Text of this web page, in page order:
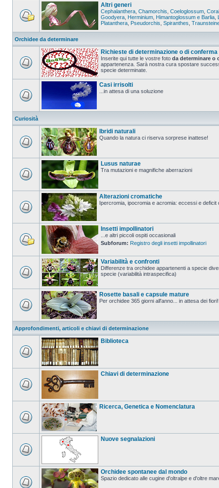
Altri generi
Cephalanthera Chamorchis Coeloglossum
Goodyera Herminium Himantoglossum e Barlia
Platanthera Pseudorchis Spiranthes
Orchidee da determinare
Richieste di determinazione o di conferma
Inserite qui tutte le vostre foto da determinare o
appartenenza. Sarà nostra cura spostare
specie determinate.
Casi irrisolti
...in attesa di una soluzione
Curiosità
Ibridi naturali
Quando la natura ci riserva sorprese inattese!
Lusus naturae
Tra mutazioni e magnifiche aberrazioni
Alterazioni cromatiche
Ipercromia, ipocromia e acromia: eccessi e deficit
Insetti impollinatori
...e altri piccoli ospiti occasionali
Subforum: Registro degli insetti impollinatori
Variabilità e confronti
Differenze tra orchidee appartenenti a specie
specie (variabilità intraspecifica)
Rosette basali e capsule mature
Per orchidee 365 giorni all'anno... in attesa dei fiori!
Approfondimenti, articoli e chiavi di determinazione
Biblioteca
Chiavi di determinazione
Ricerca, Genetica e Nomenclatura
Nuove segnalazioni
Orchidee spontanee dal mondo
Spazio dedicato alle cugine d'oltralpe e d'oltre